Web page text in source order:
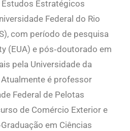
Estratégicos
Federal do Rio
com período de pesquisa
(EUA) e pós‐doutorado em
pela Universidade da
Atualmente é professor
Federal de Pelotas
de Comércio Exterior e
em Ciências